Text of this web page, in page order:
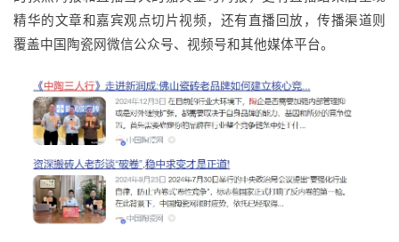
精华的文章和嘉宾观点切片视频，还有直播回放，传播渠道则
覆盖中国陶瓷网微信公众号、视频号和其他媒体平台。